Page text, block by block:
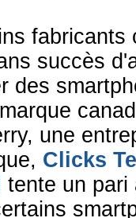
fabricants
succès
des
une
Clicks
tente un pari